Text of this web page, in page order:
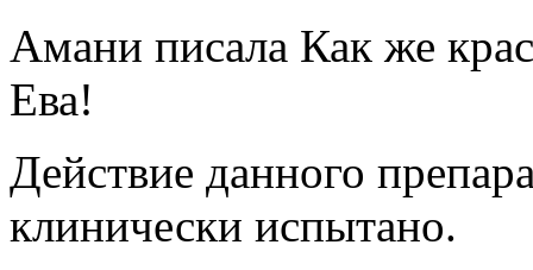
Амани писала Как же
Ева!
Действие данного
клинически испытано.